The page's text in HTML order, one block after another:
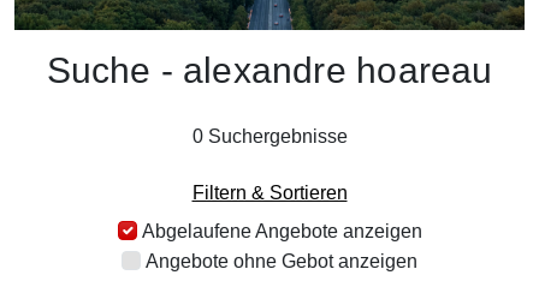
Suche - alexandre hoareau
0 Suchergebnisse
Filtern & Sortieren
Abgelaufene Angebote anzeigen
Angebote ohne Gebot anzeigen